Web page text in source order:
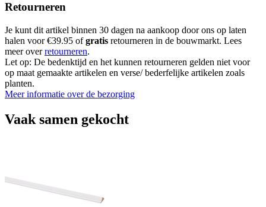
Retourneren
Je kunt dit artikel binnen 30 dagen na aankoop door ons op laten
halen voor €39.95 ofgratis retourneren in de bouwmarkt. Lees
meer overretourneren.
Let op: De bedenktijd en het kunnen retourneren gelden niet voor
op maat gemaakte artikelen en verse/ bederfelijke artikelen zoals
planten.
Meer informatie over de bezorging
Vaak samen gekocht